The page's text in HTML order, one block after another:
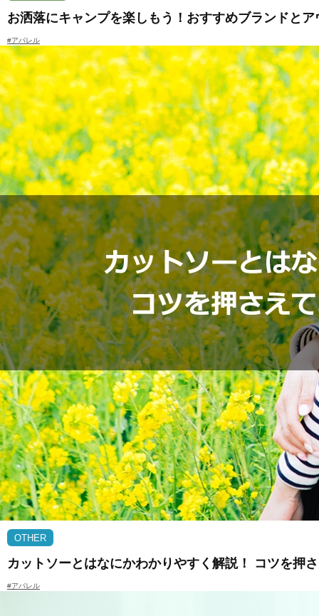
お洒落にキャンプを楽しもう！おすすめブランドと
#アパレル
OTHER
カットソーとはなにかわかりやすく解説！ コツを押
#アパレル